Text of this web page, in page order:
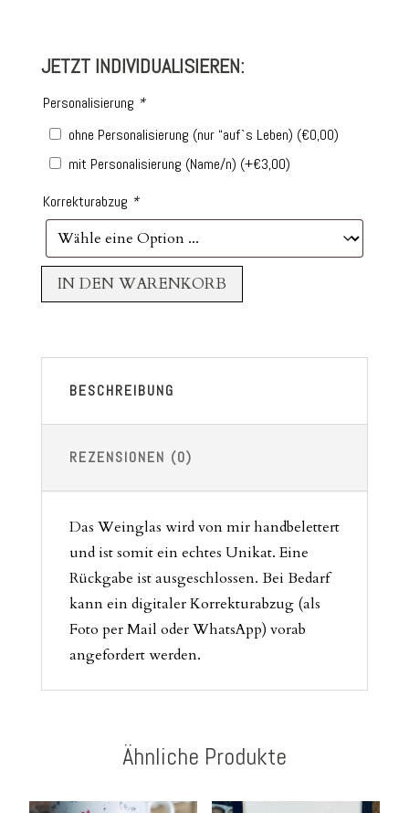
JETZT INDIVIDUALISIEREN:
Personalisierung *
ohne Personalisierung (nur “auf`s Leben) (€0,00)
mit Personalisierung (Name/n) (+€3,00)
Korrekturabzug *
IN DEN WARENKORB
BESCHREIBUNG
REZENSIONEN (0)
Das Weinglas wird von mir handbelettert
und ist somit ein echtes Unikat. Eine
Rückgabe ist ausgeschlossen. Bei Bedarf
kann ein digitaler Korrekturabzug (als
Foto per Mail oder WhatsApp) vorab
angefordert werden.
Ähnliche Produkte